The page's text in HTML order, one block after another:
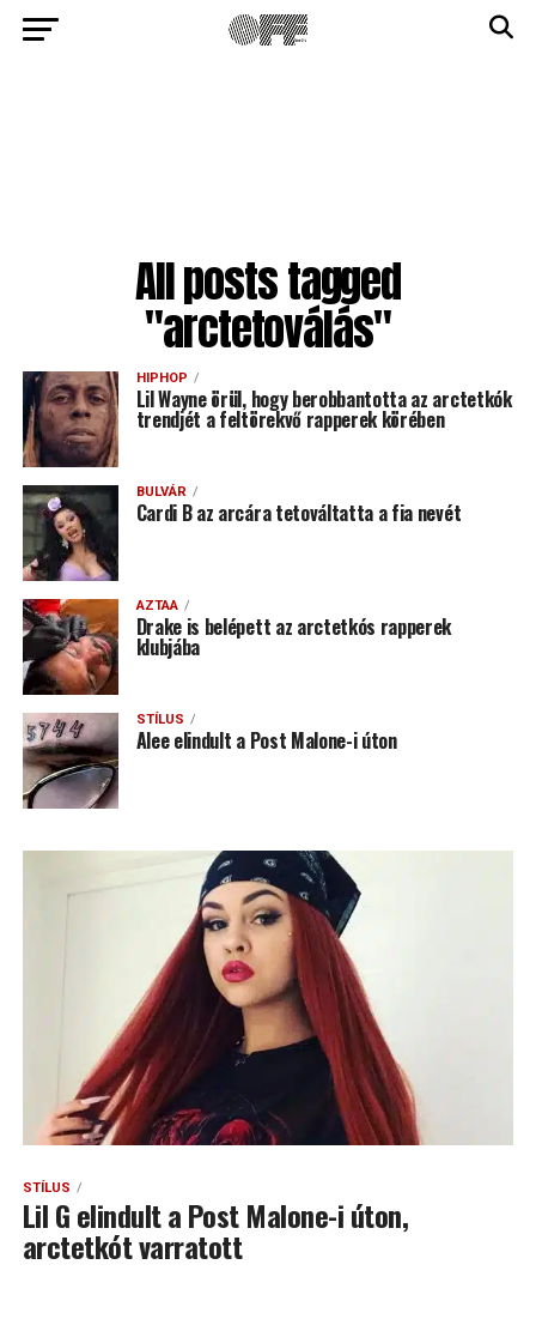
All posts tagged
"arctetoválás"
HIPHOP
Lil Wayne örül, hogy berobbantotta az arctetkók
trendjét a feltörekvő rapperek körében
BULVÁR
Cardi B az arcára tetováltatta a fia nevét
AZTAA
Drake is belépett az arctetkós rapperek
klubjába
STÍLUS
Alee elindult a Post Malone-i úton
STÍLUS
Lil G elindult a Post Malone-i úton,
arctetkót varratott